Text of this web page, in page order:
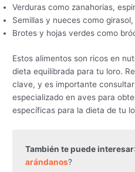
Verduras como zanahorias,
Semillas y nueces como
Brotes y hojas verdes como
Estos alimentos son ricos en
dieta equilibrada para tu loro.
clave, y es importante
especializado en aves para
específicas para la dieta de tu
También te puede interesar
arándanos?